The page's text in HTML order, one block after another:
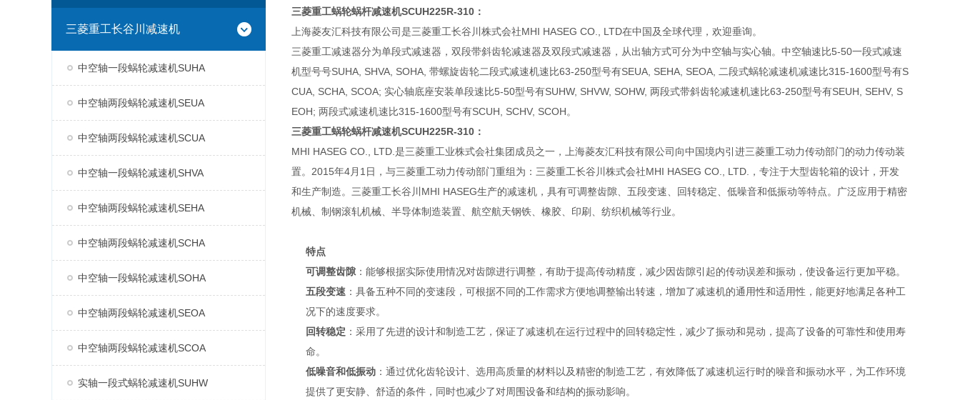
三菱重工长谷川减速机
中空轴一段蜗轮减速机SUHA
中空轴两段蜗轮减速机SEUA
中空轴两段蜗轮减速机SCUA
中空轴一段蜗轮减速机SHVA
中空轴两段蜗轮减速机SEHA
中空轴两段蜗轮减速机SCHA
中空轴一段蜗轮减速机SOHA
中空轴两段蜗轮减速机SEOA
中空轴两段蜗轮减速机SCOA
实轴一段式蜗轮减速机SUHW
三菱重工蜗轮蜗杆减速机SCUH225R-310：
上海菱友汇科技有限公司是三菱重工长谷川株式会社MHI HASEG CO., LTD在中国及全球代理，欢迎垂询。
三菱重工减速器分为单段式减速器，双段带斜齿轮减速器及双段式减速器，从出轴方式可分为中空轴与实心轴。中空轴速比5-50一段式减速
机型号号SUHA, SHVA, SOHA, 带螺旋齿轮二段式减速机速比63-250型号有SEUA, SEHA, SEOA, 二段式蜗轮减速机减速比315-1600型号有S
CUA, SCHA, SCOA; 实心轴底座安装单段速比5-50型号有SUHW, SHVW, SOHW, 两段式带斜齿轮减速机速比63-250型号有SEUH, SEHV, S
EOH; 两段式减速机速比315-1600型号有SCUH, SCHV, SCOH。
三菱重工蜗轮蜗杆减速机SCUH225R-310：
MHI HASEG CO., LTD.是三菱重工业株式会社集团成员之一，上海菱友汇科技有限公司向中国境内引进三菱重工动力传动部门的动力传动装
置。2015年4月1日，与三菱重工动力传动部门重组为：三菱重工长谷川株式会社MHI HASEG CO., LTD.，专注于大型齿轮箱的设计，开发
和生产制造。三菱重工长谷川MHI HASEG生产的减速机，具有可调整齿隙、五段变速、回转稳定、低噪音和低振动等特点。广泛应用于精密
机械、制钢滚轧机械、半导体制造装置、航空航天钢铁、橡胶、印刷、纺织机械等行业。
特点
可调整齿隙 ：能够根据实际使用情况对齿隙进行调整，有助于提高传动精度，减少因齿隙引起的传动误差和振动，使设备运行更加平稳。
五段变速 ：具备五种不同的变速段，可根据不同的工作需求方便地调整输出转速，增加了减速机的通用性和适用性，能更好地满足各种工
况下的速度要求。
回转稳定 ：采用了先进的设计和制造工艺，保证了减速机在运行过程中的回转稳定性，减少了振动和晃动，提高了设备的可靠性和使用寿
命。
低噪音和低振动 ：通过优化齿轮设计、选用高质量的材料以及精密的制造工艺，有效降低了减速机运行时的噪音和振动水平，为工作环境
提供了更安静、舒适的条件，同时也减少了对周围设备和结构的振动影响。